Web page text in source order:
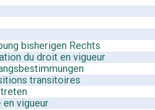
bisherigen Rechts
du droit en vigueur
transitoires
vigueur